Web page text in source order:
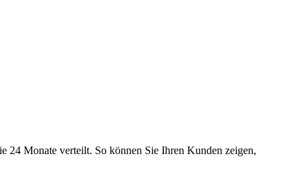
24 Monate verteilt. So können Sie Ihren Kunden zeigen,